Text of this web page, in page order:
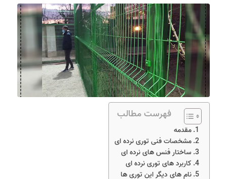
فهرست مطالب
مقدمه
مشخصات فنی توری نرده ای
ساختار فنس های نرده ای
کاربرد های توری نرده ای
نام های دیگر این توری ها